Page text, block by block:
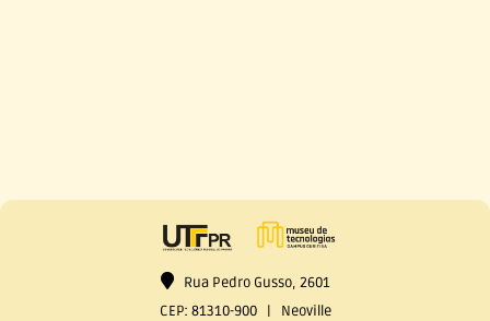
Rua Pedro Gusso, 2601
CEP: 81310-900 | Neoville